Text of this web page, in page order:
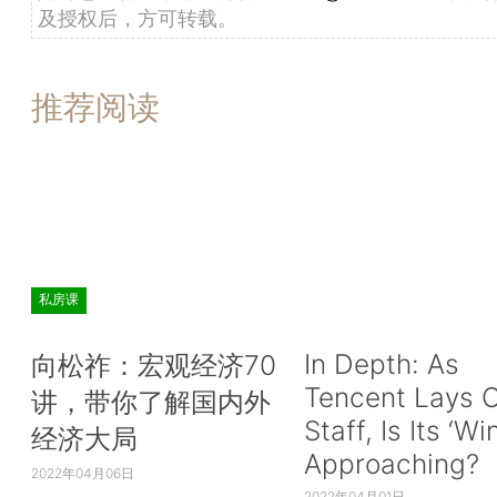
及授权后，方可转载。
推荐阅读
私房课
向松祚：宏观经济70
讲，带你了解国内外
经济大局
2022年04月06日
In Depth: As
Tencent Lays
Staff, Is Its
Approaching?